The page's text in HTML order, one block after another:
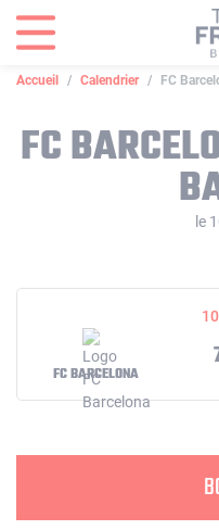
Accueil Calendrier FC
FC
le
FC BARCELONA
Panneau de gestion des cookies